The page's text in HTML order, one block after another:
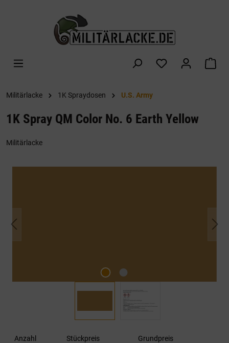
Militärlacke 1K Spraydosen U.S. Army
1K Spray QM Color No. 6 Earth Yellow
Militärlacke
Anzahl Stückpreis Grundpreis